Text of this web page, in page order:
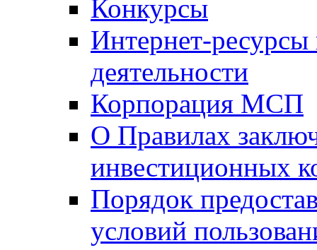
Конкурсы
Интернет-
деятельности
Корпорация МСП
О Правилах
инвестиционных
Порядок
условий